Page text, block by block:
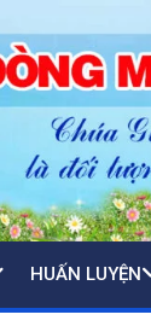
HUẤN LUYỆN